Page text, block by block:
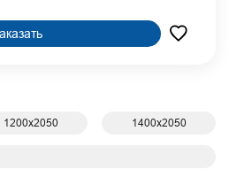
1200х2050 1400х2050